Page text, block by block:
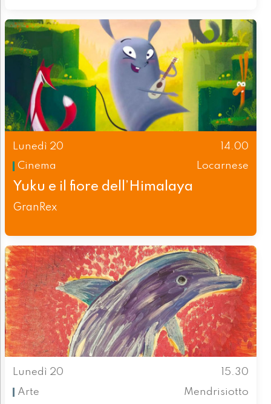
Lunedì 20
14.00
Cinema
Locarnese
Yuku e il fiore dell’Himalaya
GranRex
Lunedì 20
15.30
Arte
Mendrisiotto